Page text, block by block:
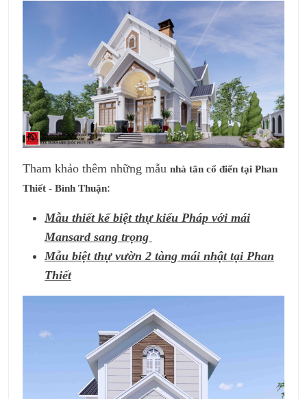
Tham khảo thêm những mẫu nhà tân cổ điển tại Phan
Thiết - Bình Thuận:
Mẫu thiết kế biệt thự kiểu Pháp với mái
Mansard sang trọng
Mẫu biệt thự vườn 2 tàng mái nhật tại Phan
Thiết